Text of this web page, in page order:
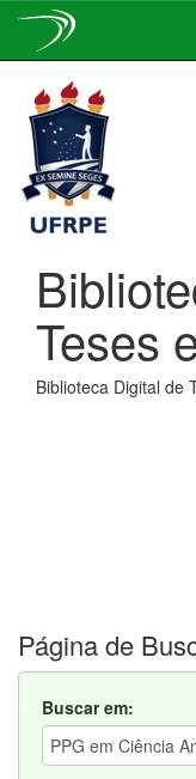
navigation
Teses
Biblioteca Digital de
Página de
Buscar em: